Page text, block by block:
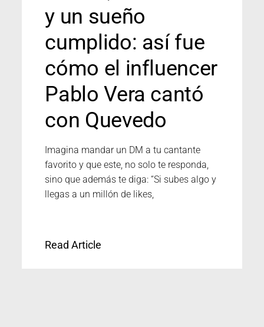
y un sueño
cumplido: así fue
cómo el influencer
Pablo Vera cantó
con Quevedo
Imagina mandar un DM a tu cantante
favorito y que este, no solo te responda,
sino que además te diga: “Si subes algo y
llegas a un millón de likes,
Read Article